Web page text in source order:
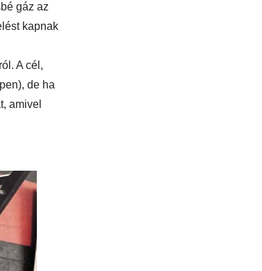
gáz az
kapnak
A cél,
de ha
amivel